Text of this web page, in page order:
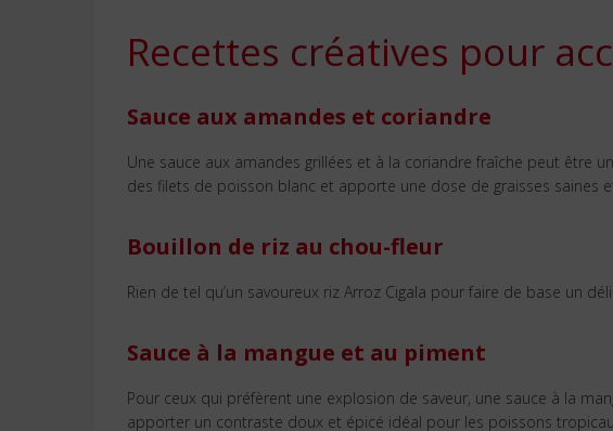
Recettes créatives pour
Sauce aux amandes et coriandre
Une sauce aux amandes grillées et à la coriandre fraîche peut être
des filets de poisson blanc et apporte une dose de graisses saines
Bouillon de riz au chou-fleur
Rien de tel qu’un savoureux riz Arroz Cigala pour faire de base un
Sauce à la mangue et au piment
Pour ceux qui préfèrent une explosion de saveur, une sauce à la
apporter un contraste doux et épicé idéal pour les poissons